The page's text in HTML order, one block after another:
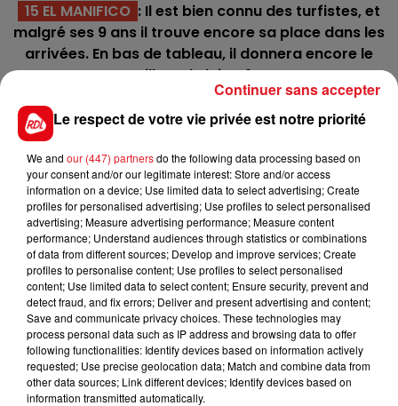
15 EL MANIFICO : Il est bien connu des turfistes, et
malgré ses 9 ans il trouve encore sa place dans les
arrivées. En bas de tableau, il donnera encore le
meilleur de lui-même
9 LETTY FIGHT
finit toujours ses courses de belle façon. A lui de se
*******
En direct des pistes :
FILS D'ACTUS
Le respect de votre vie privée est notre priorité
We and our (447) partnersdo the following data processing based on
your consent and/or our legitimate interest: Store and/or access
information on a device; Use limited data to select advertising; Create
profiles for personalised advertising; Use profiles to select personalised
advertising; Measure advertising performance; Measure content
performance; Understand audiences through statistics or combinations
of data from different sources; Develop and improve services; Create
profiles to personalise content; Use profiles to select personalised
content; Use limited data to select content; Ensure security, prevent and
detect fraud, and fix errors; Deliver and present advertising and content;
Save and communicate privacy choices. These technologies may
process personal data such as IP address and browsing data to offer
following functionalities: Identify devices based on information actively
requested; Use precise geolocation data; Match and combine data from
other data sources; Link different devices; Identify devices based on
information transmitted automatically.
Continuer sans accepter